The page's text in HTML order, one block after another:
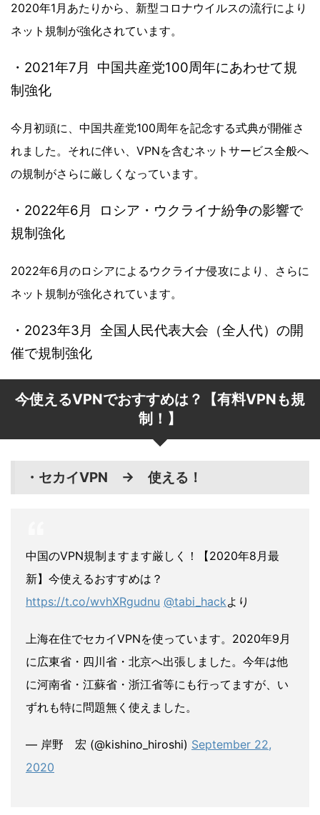
2020年1月あたりから、新型コロナウイルスの流行により
ネット規制が強化されています。
・2021年7月 中国共産党100周年にあわせて規
制強化
今月初頭に、中国共産党100周年を記念する式典が開催さ
れました。それに伴い、VPNを含むネットサービス全般へ
の規制がさらに厳しくなっています。
・2022年6月 ロシア・ウクライナ紛争の影響で
規制強化
2022年6月のロシアによるウクライナ侵攻により、さらに
ネット規制が強化されています。
・2023年3月 全国人民代表大会（全人代）の開
催で規制強化
今使えるVPNでおすすめは？【有料VPNも規
制！】
・セカイVPN → 使える！
中国のVPN規制ますます厳しく！【2020年8月最
新】今使えるおすすめは？
https://t.co/wvhXRgudnu @tabi_hackより
上海在住でセカイVPNを使っています。2020年9月
に広東省・四川省・北京へ出張しました。今年は他
に河南省・江蘇省・浙江省等にも行ってますが、い
ずれも特に問題無く使えました。
— 岸野 宏 (@kishino_hiroshi) September 22,
2020